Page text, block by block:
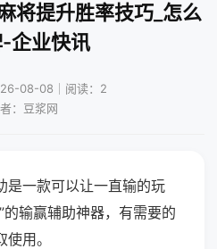
将提升胜率技巧_怎么
企业快讯
08-08｜阅读：2
：豆浆网
是一款可以让一直输的玩
的输赢辅助神器，有需要的
用。